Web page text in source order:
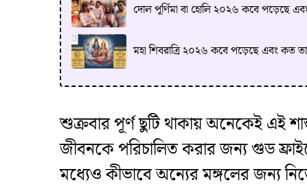
দোল পূর্ণিমা বা হোলি ২০২৬ কবে পড়েছে
মহা শিবরাত্রি ২০২৬ কবে পড়েছে এবং
​শুক্রবার পূর্ণ ছুটি থাকায় অনেকেই এই
জীবনকে পরিচালিত করার জন্য গুড
মধ্যেও কীভাবে অন্যের মঙ্গলের জন্য